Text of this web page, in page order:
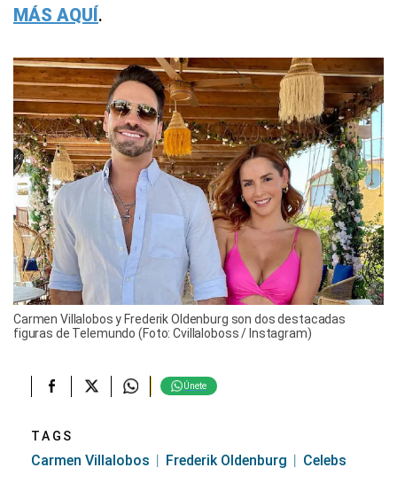
MÁS AQUÍ.
Carmen Villalobos y Frederik Oldenburg son dos destacadas
figuras de Telemundo (Foto: Cvillaloboss / Instagram)
Únete
TAGS
Carmen Villalobos Frederik Oldenburg Celebs